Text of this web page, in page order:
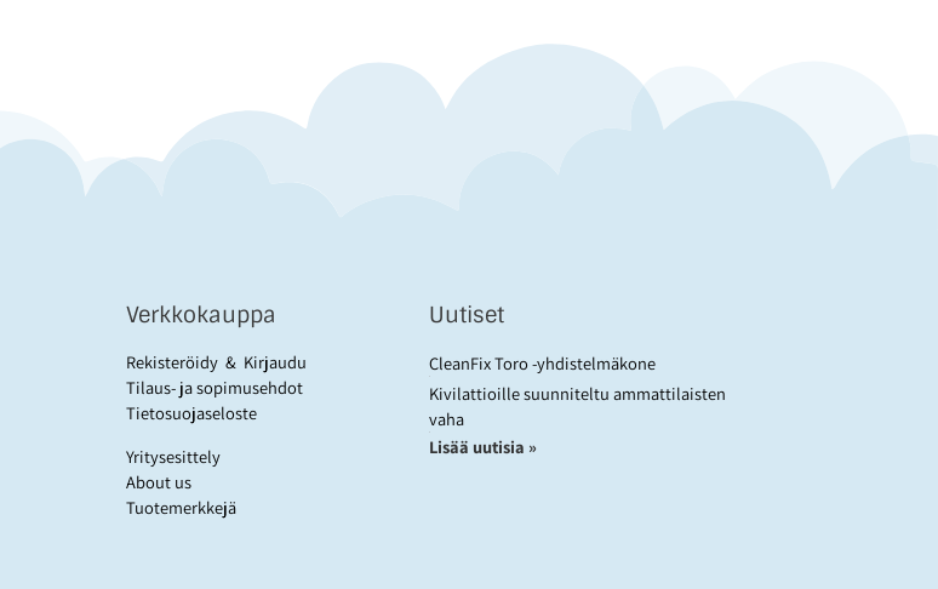
Verkkokauppa
Rekisteröidy& Kirjaudu
Tilaus- ja sopimusehdot
Tietosuojaseloste
Yritysesittely
About us
Tuotemerkkejä
Uutiset
CleanFix Toro -yhdistelmäkone
Kivilattioille suunniteltu ammattilaisten
vaha
Lisää uutisia »